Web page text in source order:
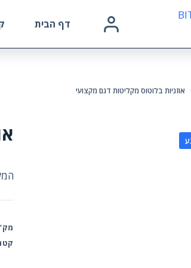
דף הבית
אוזניות בלוטוס מקליטות דגם מקצועי